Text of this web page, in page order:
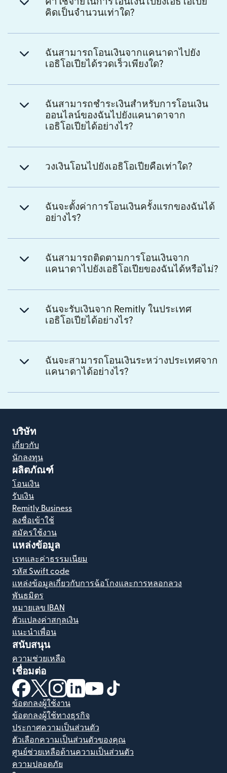
คิดเป็นจำนวนเท่าใด?
ฉันสามารถโอนเงินจากแคนาดาไปยัง
เอธิโอเปียได้รวดเร็วเพียงใด?
ฉันสามารถชำระเงินสำหรับการโอนเงิน
ออนไลน์ของฉันไปยังแคนาดาจาก
เอธิโอเปียได้อย่างไร?
วงเงินโอนไปยังเอธิโอเปียคือเท่าใด?
ฉันจะตั้งค่าการโอนเงินครั้งแรกของฉันได้
อย่างไร?
ฉันสามารถติดตามการโอนเงินจาก
แคนาดาไปยังเอธิโอเปียของฉันได้หรือไม่?
ฉันจะรับเงินจาก Remitly ในประเทศ
เอธิโอเปียได้อย่างไร?
ฉันจะสามารถโอนเงินระหว่างประเทศจาก
แคนาดาได้อย่างไร?
บริษัท
เกี่ยวกับ
นักลงทุน
ผลิตภัณฑ์
โอนเงิน
รับเงิน
Remitly Business
ลงชื่อเข้าใช้
สมัครใช้งาน
แหล่งข้อมูล
เรทและค่าธรรมเนียม
รหัส Swift code
แหล่งข้อมูลเกี่ยวกับการฉ้อโกงและการหลอกลวง
พันธมิตร
หมายเลข IBAN
ตัวแปลงค่าสกุลเงิน
แนะนำเพื่อน
สนับสนุน
ความช่วยเหลือ
เชื่อมต่อ
(เปิดในหน้าต่างใหม่)
(เปิดในหน้าต่างใหม่)
(เปิดในหน้าต่างใหม่)
(เปิดในหน้าต่างใหม่)
(เปิดในหน้าต่างใหม่)
ข้อตกลงผู้ใช้งาน
ข้อตกลงผู้ใช้ทางธุรกิจ
ประกาศความเป็นส่วนตัว
ตัวเลือกความเป็นส่วนตัวของคุณ
ศูนย์ช่วยเหลือด้านความเป็นส่วนตัว
ความปลอดภัย